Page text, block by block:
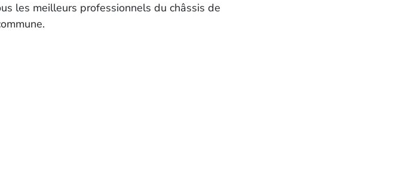
les meilleurs professionnels du châssis de